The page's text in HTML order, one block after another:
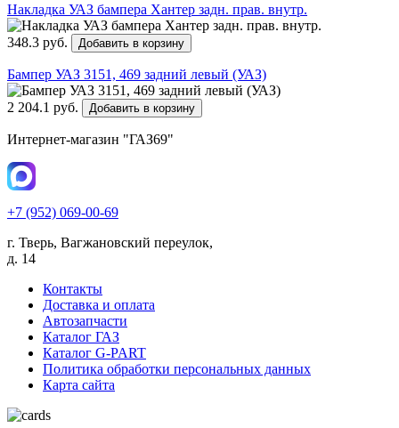
Накладка УАЗ бампера Хантер задн. прав. внутр.
348.3 руб. Добавить в корзину
Бампер УАЗ 3151, 469 задний левый (УАЗ)
2 204.1 руб. Добавить в корзину
Интернет-магазин "ГАЗ69"
+7 (952) 069-00-69
г. Тверь, Вагжановский переулок,
д. 14
Контакты
Доставка и оплата
Автозапчасти
Каталог ГАЗ
Каталог G-PART
Политика обработки персональных данных
Карта сайта